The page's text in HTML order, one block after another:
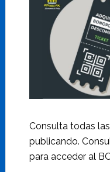
Consulta todas
publicando.
para acceder al